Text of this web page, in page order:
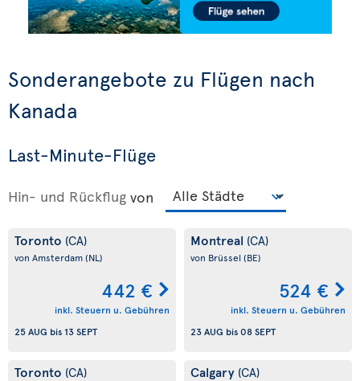
Sonderangebote zu Flügen nach
Kanada
Last-Minute-Flüge
Hin- und Rückflug von
Toronto (CA)
von Amsterdam(NL)
442 €
inkl. Steuern u. Gebühren
25 AUG bis 13 SEPT
Montreal (CA)
von Brüssel (BE)
524 €
inkl. Steuern u. Gebühren
23 AUG bis08 SEPT
Toronto (CA) Calgary (CA)